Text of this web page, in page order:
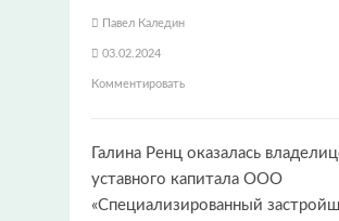
Павел Каледин
03.02.2024
Комментировать
Галина Ренц оказалась
уставного капитала ООО
«Специализированный